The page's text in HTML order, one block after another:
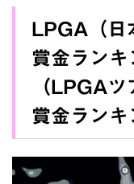
LPGA（日
賞金ラン
（LPGA
賞金ランキ